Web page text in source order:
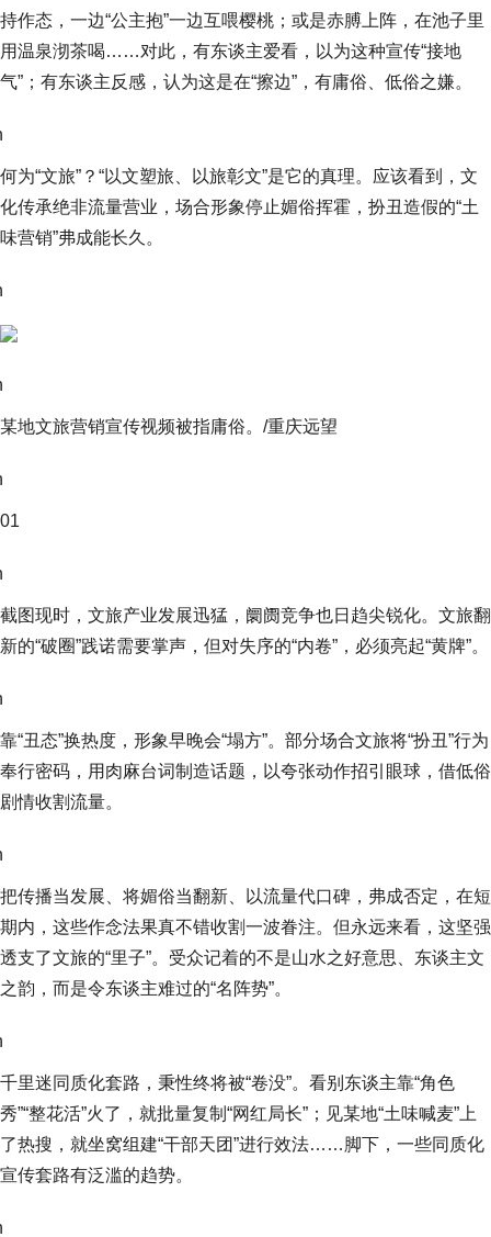
持作态，一边“公主抱”一边互喂樱桃；或是赤膊上阵，在池子里
用温泉沏茶喝……对此，有东谈主爱看，以为这种宣传“接地
气”；有东谈主反感，认为这是在“擦边”，有庸俗、低俗之嫌。
何为“文旅”？“以文塑旅、以旅彰文”是它的真理。应该看到，文
化传承绝非流量营业，场合形象停止媚俗挥霍，扮丑造假的“土
味营销”弗成能长久。
某地文旅营销宣传视频被指庸俗。/重庆远望
01
截图现时，文旅产业发展迅猛，阛阓竞争也日趋尖锐化。文旅翻
新的“破圈”践诺需要掌声，但对失序的“内卷”，必须亮起“黄牌”。
靠“丑态”换热度，形象早晚会“塌方”。部分场合文旅将“扮丑”行为
奉行密码，用肉麻台词制造话题，以夸张动作招引眼球，借低俗
剧情收割流量。
把传播当发展、将媚俗当翻新、以流量代口碑，弗成否定，在短
期内，这些作念法果真不错收割一波眷注。但永远来看，这坚强
透支了文旅的“里子”。受众记着的不是山水之好意思、东谈主文
之韵，而是令东谈主难过的“名阵势”。
千里迷同质化套路，秉性终将被“卷没”。看别东谈主靠“角色
秀”“整花活”火了，就批量复制“网红局长”；见某地“土味喊麦”上
了热搜，就坐窝组建“干部天团”进行效法……脚下，一些同质化
宣传套路有泛滥的趋势。